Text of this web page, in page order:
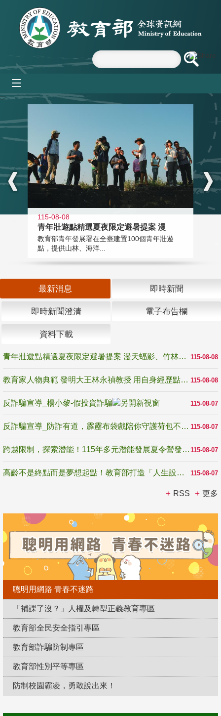
跳到主要內容區塊
:::
115-08-08
青年壯遊點精選夏夜限定避暑提案 漫
教育部青年發展署在全臺建置100個青年壯遊
點，提供山林、海洋...
最新消息 即時新聞
即時新聞澄清 電子布告欄
資料下載
115-08-08
青年壯遊點精選夏夜限定避暑提案 漫天蝠影、竹林尋蛙、茶香夜觀 邀青年暮色出發
115-08-08
教育家人物典範 發明大王林永禎教授 用自身經歷點亮學生的路
115-08-07
反詐騙宣導_楊小黎-假投資詐騙
115-08-07
反詐騙宣導_防詐有道，霹靂布袋戲陪你守護荷包不受騙
115-08-07
跨越限制，探索潛能！115年多元潛能發展夏令營發掘生命無限可能
115-08-07
高齡不是終點而是夢想起點！教育部打造「人生設計夢工場」 參展第3屆高齡健康產業博覽會
RSS 更多
聰明用網路 青春不迷路
「補課了沒？」人權及轉型正義教育專區
教育部全民安全指引專區
教育部詐騙防制專區
教育部性別平等專區
防制校園霸凌，勇敢說出來！